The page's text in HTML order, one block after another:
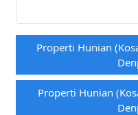
Properti Hunian
Properti Hunian